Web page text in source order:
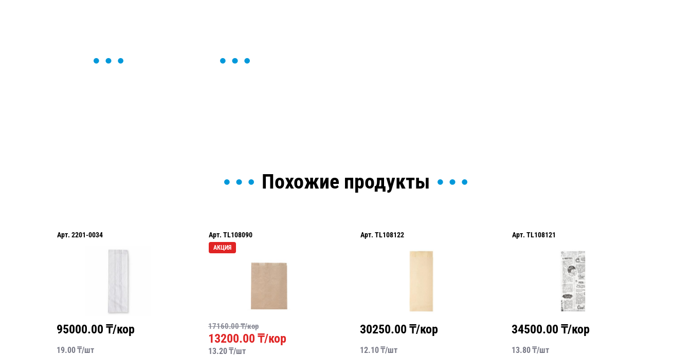
Похожие продукты
Арт. 2201-0034
95000.00 ₸/кор
19.00₸/шт
Арт. TL108090
АКЦИЯ
17160.00₸/кор
13200.00 ₸/кор
13.20₸/шт
Арт. TL108122
30250.00 ₸/кор
12.10₸/шт
Арт. TL108121
34500.00 ₸/кор
13.80₸/шт